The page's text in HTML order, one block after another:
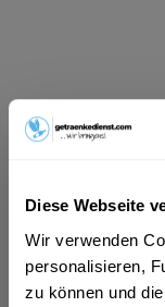
Diese Webseite
Wir verwenden
personalisieren,
zu können und
ab 101,01
inkl. MwSt.ggf. zzgl.
MEHRWEG
+0,48 € Pfand